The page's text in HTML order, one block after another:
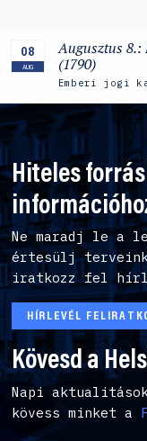
08
AUG
Augusztus 8.:
(1790)
Emberi jogi
Hiteles
Ne maradj le a
értesülj
iratkozz fel
HÍRLEVÉL
Kövesd a
Napi
kövess minket a